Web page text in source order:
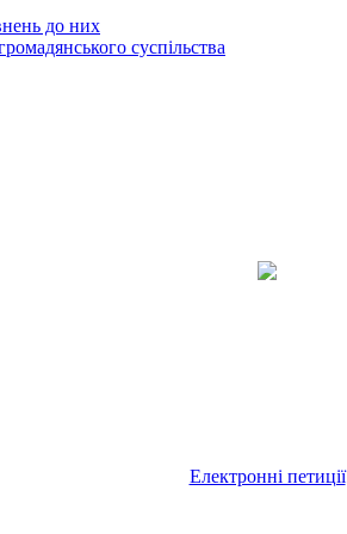
до них
суспільства
Електронні петиції